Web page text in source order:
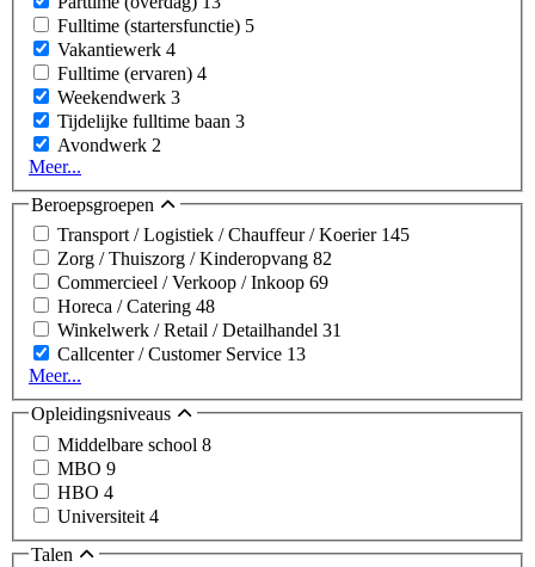
Fulltime (startersfunctie) 5
Vakantiewerk 4
Fulltime (ervaren) 4
Weekendwerk 3
Tijdelijke fulltime baan 3
Avondwerk 2
Meer...
Beroepsgroepen
Transport / Logistiek / Chauffeur / Koerier 145
Zorg / Thuiszorg / Kinderopvang 82
Commercieel / Verkoop / Inkoop 69
Horeca / Catering 48
Winkelwerk / Retail / Detailhandel 31
Callcenter / Customer Service 13
Meer...
Opleidingsniveaus
Middelbare school 8
MBO 9
HBO 4
Universiteit 4
Talen